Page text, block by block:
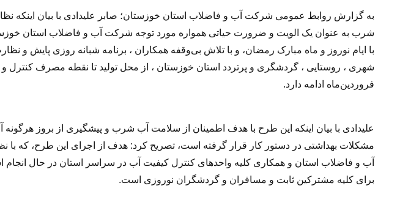
به گزارش روابط عمومی شرکت آب و فاضلاب استان خوزستان؛ صابر علیدادی با بیان اینکه
شرب به عنوان یک الویت و ضرورت حیاتی همواره مورد توجه شرکت آب و فاضلاب استان
با ایام نوروز و ماه مبارک رمضان، و با تلاش بی‌وقفه همکاران ، برنامه شبانه روزی پایش و
فروردین‌ماه ادامه دارد.
علیدادی با بیان اینکه این طرح با هدف اطمینان از سلامت آب شرب و پیشگیری از بروز هرگونه
مشکلات بهداشتی در دستور کار قرار گرفته است، تصریح کرد: هدف از اجرای این طرح، که با
آب و فاضلاب استان و همکاری کلیه واحدهای کنترل کیفیت آب در سراسر استان در حال
برای کلیه مشترکین ثابت و مسافران و گردشگران نوروزی است.